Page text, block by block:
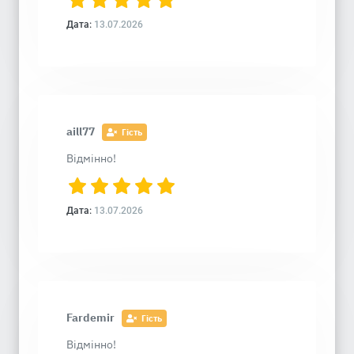
Дата: 13.07.2026
aill77 Гість
Відмінно!
Дата: 13.07.2026
Fardemir Гість
Відмінно!